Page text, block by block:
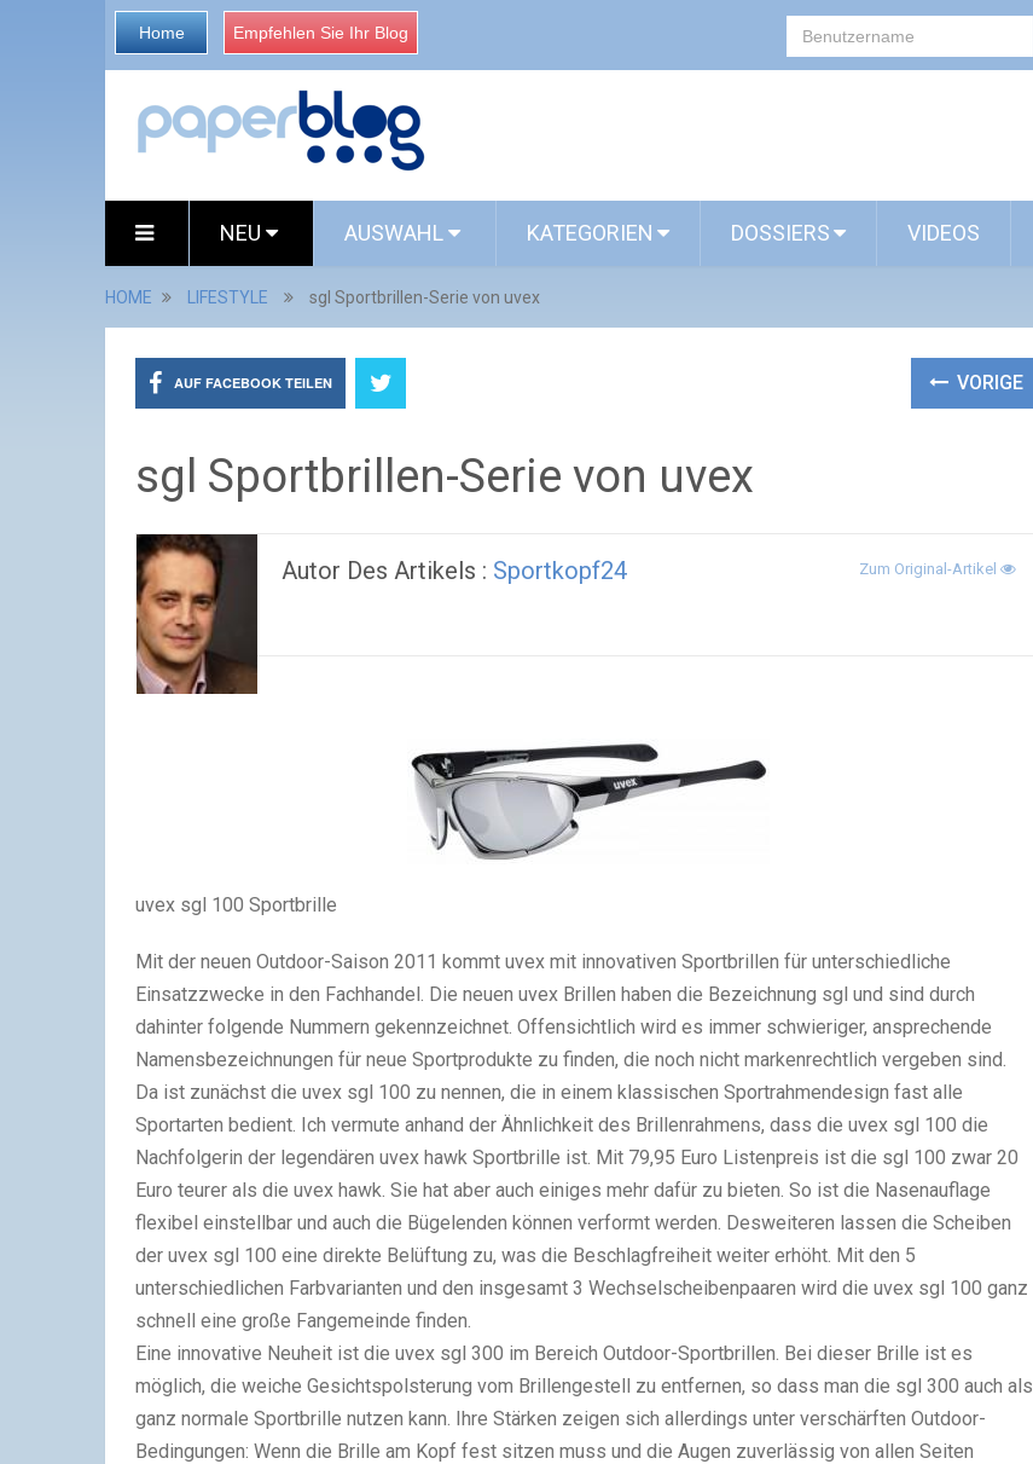
Home Empfehlen Sie Ihr Blog
NEU AUSWAHL KATEGORIEN DOSSIERS VIDEOS
HOME LIFESTYLE sgl Sportbrillen-Serie von uvex
AUF FACEBOOK TEILEN VORIGE
sgl Sportbrillen-Serie von uvex
Autor Des Artikels : Sportkopf24 Zum Original-Artikel
uvex sgl 100 Sportbrille
Mit der neuen Outdoor-Saison 2011 kommt uvex mit innovativen Sportbrillen für unterschiedliche
Einsatzzwecke in den Fachhandel. Die neuen uvex Brillen haben die Bezeichnung sgl und sind durch
dahinter folgende Nummern gekennzeichnet. Offensichtlich wird es immer schwieriger, ansprechende
Namensbezeichnungen für neue Sportprodukte zu finden, die noch nicht markenrechtlich vergeben sind.
Da ist zunächst die uvex sgl 100 zu nennen, die in einem klassischen Sportrahmendesign fast alle
Sportarten bedient. Ich vermute anhand der Ähnlichkeit des Brillenrahmens, dass die uvex sgl 100 die
Nachfolgerin der legendären uvex hawk Sportbrille ist. Mit 79,95 Euro Listenpreis ist die sgl 100 zwar 20
Euro teurer als die uvex hawk. Sie hat aber auch einiges mehr dafür zu bieten. So ist die Nasenauflage
flexibel einstellbar und auch die Bügelenden können verformt werden. Desweiteren lassen die Scheiben
der uvex sgl 100 eine direkte Belüftung zu, was die Beschlagfreiheit weiter erhöht. Mit den 5
unterschiedlichen Farbvarianten und den insgesamt 3 Wechselscheibenpaaren wird die uvex sgl 100 ganz
schnell eine große Fangemeinde finden.
Eine innovative Neuheit ist die uvex sgl 300 im Bereich Outdoor-Sportbrillen. Bei dieser Brille ist es
möglich, die weiche Gesichtspolsterung vom Brillengestell zu entfernen, so dass man die sgl 300 auch als
ganz normale Sportbrille nutzen kann. Ihre Stärken zeigen sich allerdings unter verschärften Outdoor-
Bedingungen: Wenn die Brille am Kopf fest sitzen muss und die Augen zuverlässig von allen Seiten